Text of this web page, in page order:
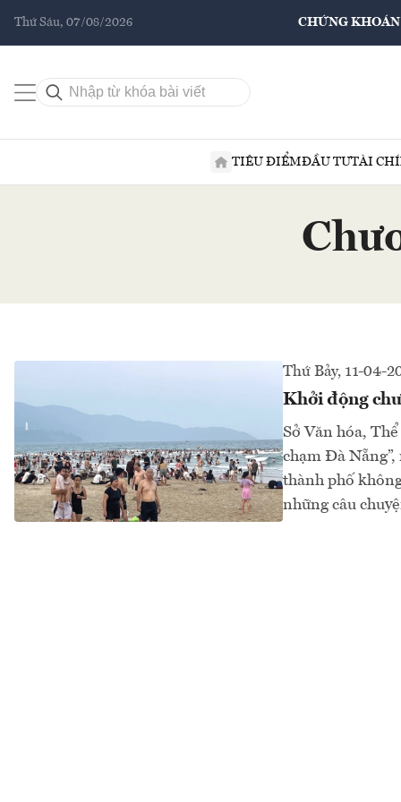
Thứ Sáu, 07/08/2026 CHỨNG KHOÁN
TIÊU ĐIỂMĐẦU TƯTÀI
Thứ Bảy, 11-04-
Khởi động
Sở Văn hóa,
chạm Đà
thành phố
những câu